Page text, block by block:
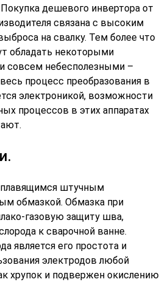
дешевого инвертора от
связана с высоким
на свалку. Тем более что
обладать некоторыми
совсем небесполезными –
процесс преобразования в
электроникой, возможности
процессов в этих аппаратах
плавящимся штучным
обмазкой. Обмазка при
газовую защиту шва,
к сварочной ванне.
является его простота и
электродов любой
хрупок и подвержен окислению